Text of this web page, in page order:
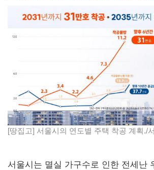
[땅집고] 서울시의 연도별 주택 착공 계획./
서울시는 멸실 가구수로 인한 전세난